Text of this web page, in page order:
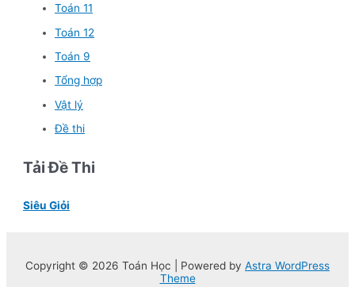
Toán 11
Toán 12
Toán 9
Tổng hợp
Vật lý
Đề thi
Tải Đề Thi
Siêu Giỏi
Copyright © 2026 Toán Học | Powered by Astra WordPress
Theme